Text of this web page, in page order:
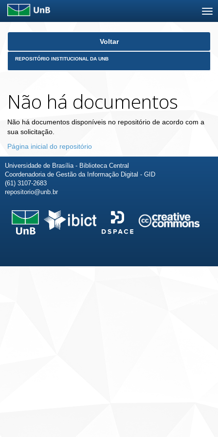
Skip
Voltar
REPOSITÓRIO INSTITUCIONAL DA UNB
Não há documentos
Não há documentos disponíveis no repositório de acordo com a
sua solicitação.
Página inicial do repositório
Universidade de Brasília - Biblioteca Central
Coordenadoria de Gestão da Informação Digital - GID
(61) 3107-2683
repositorio@unb.br